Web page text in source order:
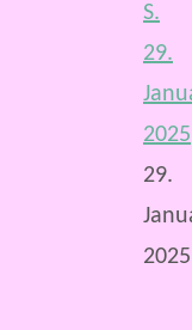
S.
29.
2025
29.
2025